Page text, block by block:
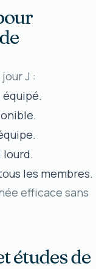
J :
les membres.
efficace sans
études de